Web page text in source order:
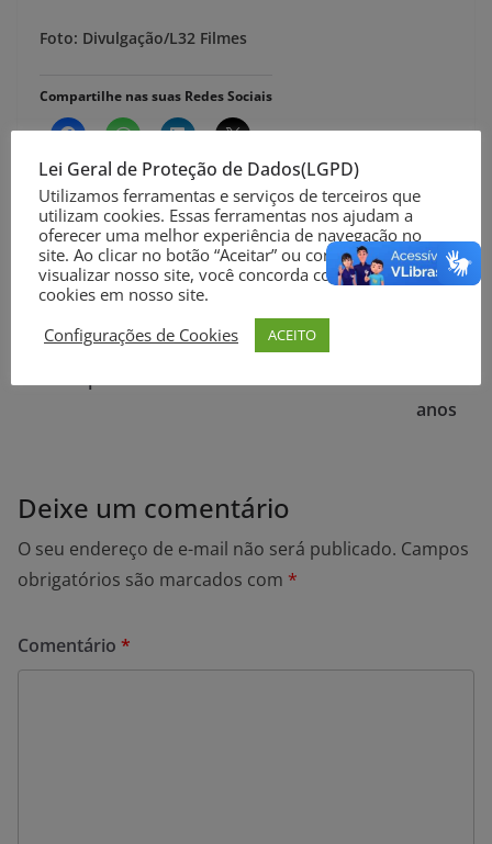
Foto: Divulgação/L32 Filmes
Compartilhe nas suas Redes Sociais
Imef divulga e-book sobre inovação tecnológica e
científica em sala de aula
Mesmo durante a pandemia, Portos RS apresenta
crescimento de 4,89% no primeiro quadrimestre do
anos
Deixe um comentário
O seu endereço de e-mail não será publicado. Campos
obrigatórios são marcados com *
Comentário *
Lei Geral de Proteção de Dados(LGPD)
Utilizamos ferramentas e serviços de terceiros que
utilizam cookies. Essas ferramentas nos ajudam a
oferecer uma melhor experiência de navegação no
site. Ao clicar no botão “Aceitar” ou continuar a
visualizar nosso site, você concorda com o uso de
cookies em nosso site.
Configurações de Cookies
ACEITO